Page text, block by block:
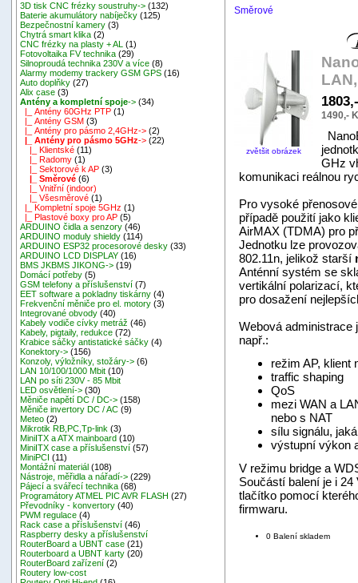
3D tisk CNC frézky soustruhy-> (132)
Baterie akumulátory nabíječky (125)
Bezpečnostní kamery (3)
Chytrá smart klika (2)
CNC frézky na plasty + AL
(1)
Fotovoltaika FV technika (29)
Silnoproudá technika 230V a více (8)
Alarmy modemy trackery GSM GPS (16)
Auto doplňky (27)
Alix case (3)
Antény a kompletní spoje-> (34)
|_ Antény 60GHz PTP (1)
|_ Antény GSM (3)
|_ Antény pro pásmo 2,4GHz-> (2)
|_ Antény pro pásmo 5GHz-> (22)
|_ Klientské (11)
|_ Radomy (1)
|_ Sektorové k AP (3)
|_ Směrové (6)
|_ Vnitřní (indoor)
|_ Všesměrové (1)
|_ Kompletní spoje 5GHz (1)
|_ Plastové boxy pro AP (5)
ARDUINO čidla a senzory (46)
ARDUINO moduly shieldy (114)
ARDUINO ESP32 procesorové desky (33)
ARDUINO LCD DISPLAY (16)
BMS JKBMS JIKONG-> (19)
Domácí potřeby (5)
GSM telefony a příslušenství (7)
EET software a pokladny tiskárny (4)
Frekvenční měniče pro el. motory (3)
Integrované obvody (40)
Kabely vodiče cívky metráž (46)
Kabely, pigtaily, redukce (72)
Krabice sáčky antistatické sáčky (4)
Konektory-> (156)
Konzoly, výložníky, stožáry-> (6)
LAN 10/100/1000 Mbit (10)
LAN po síti 230V - 85 Mbit
LED osvětlení-> (30)
Měniče napětí DC / DC-> (158)
Měniče invertory DC / AC (9)
Meteo (2)
Mikrotik RB,PC,Tp-link (3)
MiniITX a ATX mainboard (10)
MiniITX case a příslušenství (57)
MiniPCI (11)
Montážní materiál (108)
Nástroje, měřidla a nářadí-> (229)
Pájecí a svářecí technika (68)
Programátory ATMEL PIC AVR FLASH (27)
Převodníky - konvertory (40)
PWM regulace (4)
Rack case a příslušenství (46)
Raspberry desky a příslušenství
RouterBoard a UBNT case (21)
Routerboard a UBNT karty (20)
RouterBoard zařízení (2)
Routery low-cost
Směrové
zvětšit obrázek
1490,-
GHz
komunikaci reálnou
Pro vysoké
případě použití jako
AirMAX (TDMA) pro
Jednotku lze
802.11n, jelikož starší
Anténní systém se
vertikální polarizací,
pro dosažení
Webová administrace
např.:
režim AP, klient
traffic shaping
QoS
mezi WAN a
nebo s NAT
sílu signálu,
výstupní výkon
V režimu bridge a
Součástí balení je i
tlačítko pomocí
firmwaru.
0 Balení skladem